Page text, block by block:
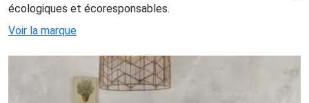
écologiques et écoresponsables.
Voir la marque